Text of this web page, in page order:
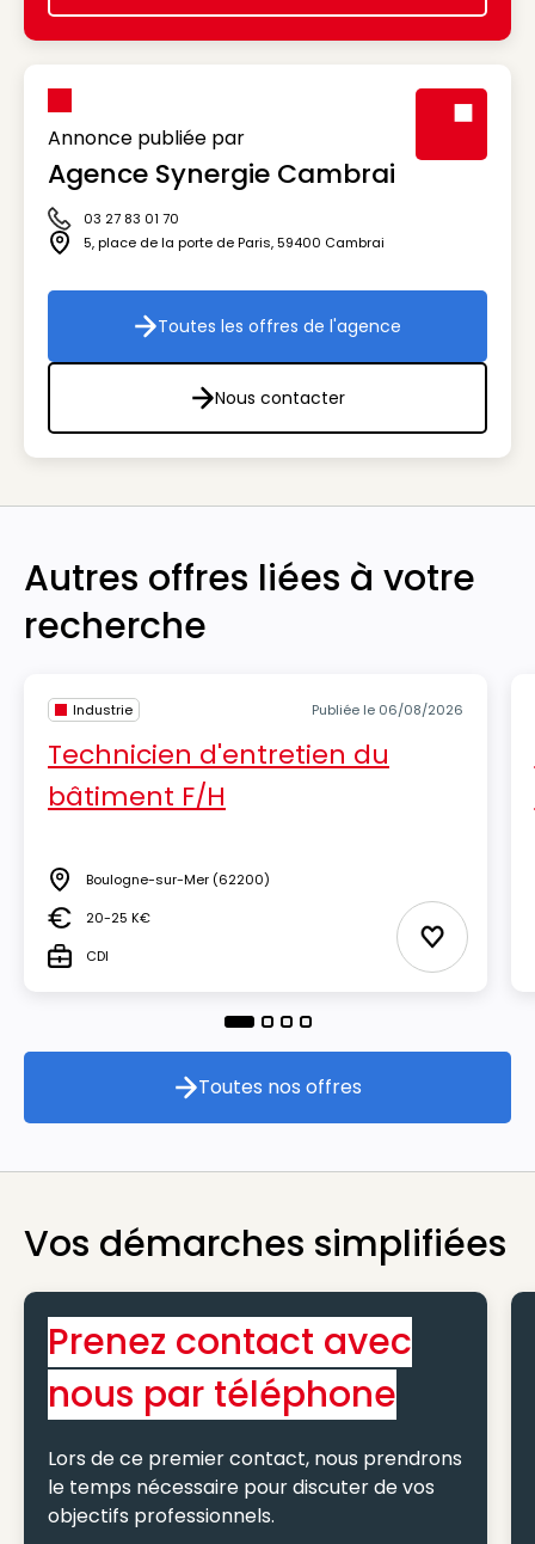
Annonce publiée par
Agence Synergie Cambrai
Icône téléphone
03 27 83 01 70
Icône adresse
5, place de la porte de Paris,59400 Cambrai
Toutes les offres de l'agence
Toutes les offres de l'agence
Nous contacter
Nous contacter
Autres offres liées à votre
recherche
Industrie Publiée le 06/08/2026
Technicien d'entretien du
bâtiment F/H
Lieu Boulogne-sur-Mer (62200)
Salaire20-25 K€
TypeCDI Ajouter
Toutes nos offres
Toutes nos offres
Vos démarches simplifiées
Prenez contact avec
nous par téléphone
Lors de ce premier contact, nous prendrons
le temps nécessaire pour discuter de vos
objectifs professionnels.